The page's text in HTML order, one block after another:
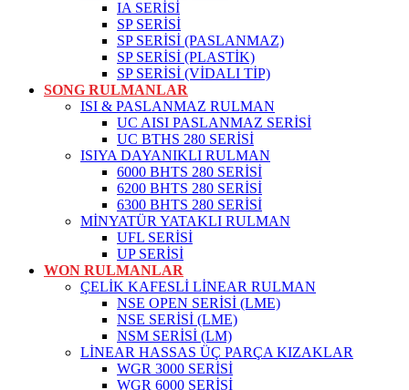
IA SERİSİ
SP SERİSİ
SP SERİSİ (PASLANMAZ)
SP SERİSİ (PLASTİK)
SP SERİSİ (VİDALI TİP)
SONG RULMANLAR
ISI & PASLANMAZ RULMAN
UC AISI PASLANMAZ SERİSİ
UC BTHS 280 SERİSİ
ISIYA DAYANIKLI RULMAN
6000 BHTS 280 SERİSİ
6200 BHTS 280 SERİSİ
6300 BHTS 280 SERİSİ
MİNYATÜR YATAKLI RULMAN
UFL SERİSİ
UP SERİSİ
WON RULMANLAR
ÇELİK KAFESLİ LİNEAR RULMAN
NSE OPEN SERİSİ (LME)
NSE SERİSİ (LME)
NSM SERİSİ (LM)
LİNEAR HASSAS ÜÇ PARÇA KIZAKLAR
WGR 3000 SERİSİ
WGR 6000 SERİSİ